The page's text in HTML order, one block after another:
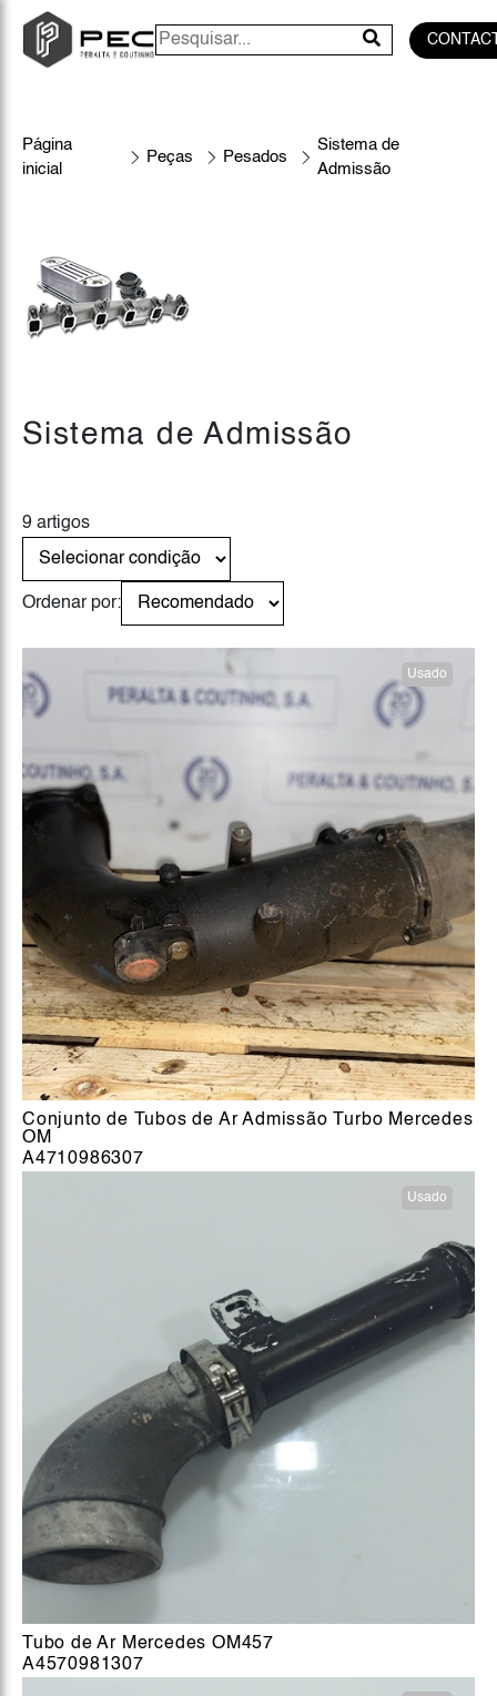
Página
inicial
Peças Pesados
Sistema de
Admissão
Sistema de Admissão
9 artigos
Ordenar por:
Usado
Conjunto de Tubos de Ar Admissão Turbo Mercedes
OM
A4710986307
Usado
Tubo de Ar Mercedes OM457
A4570981307